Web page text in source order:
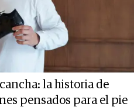
la historia de
pensados para el pie